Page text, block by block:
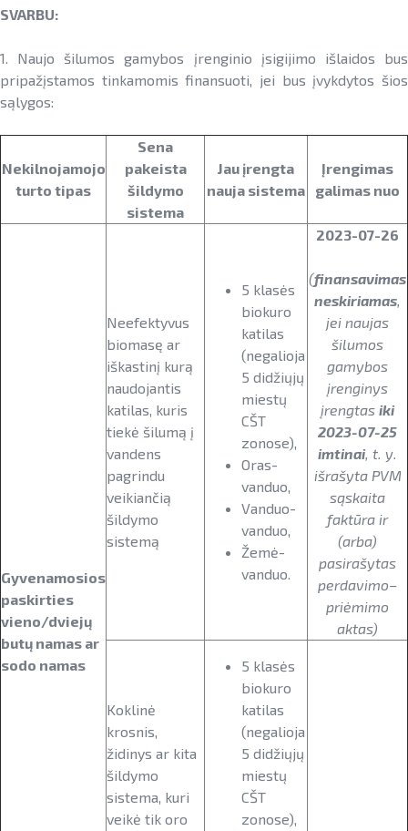
SVARBU:
1. Naujo šilumos gamybos įrenginio įsigijimo išlaidos bus
pripažįstamos tinkamomis finansuoti, jei bus įvykdytos šios
sąlygos:
Nekilnojamojo
turto tipas
Sena
pakeista
šildymo
sistema
Jau įrengta
nauja sistema
Įrengimas
galimas nuo
Gyvenamosios
paskirties
vieno/dviejų
butų namas ar
sodo namas
Neefektyvus
biomasę ar
iškastinį kurą
naudojantis
katilas, kuris
tiekė šilumą į
vandens
pagrindu
veikiančią
šildymo
sistemą
5 klasės
biokuro
katilas
(negalioja
5 didžiųjų
miestų
CŠT
zonose),
Oras-
vanduo,
Vanduo-
vanduo,
Žemė-
vanduo.
2023-07-26
(finansavimas
neskiriamas,
jei naujas
šilumos
gamybos
įrenginys
įrengtas iki
2023-07-25
imtinai, t. y.
išrašyta PVM
sąskaita
faktūra ir
(arba)
pasirašytas
perdavimo–
priėmimo
aktas)
Koklinė
krosnis,
židinys ar kita
šildymo
sistema, kuri
veikė tik oro
5 klasės
biokuro
katilas
(negalioja
5 didžiųjų
miestų
CŠT
zonose),